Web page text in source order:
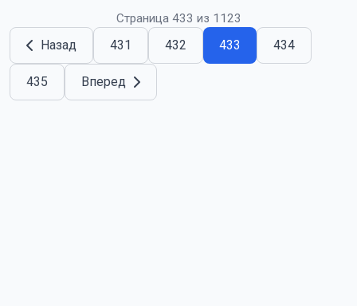
Страница 433 из 1123
Назад 431 432 433 434
435 Вперед